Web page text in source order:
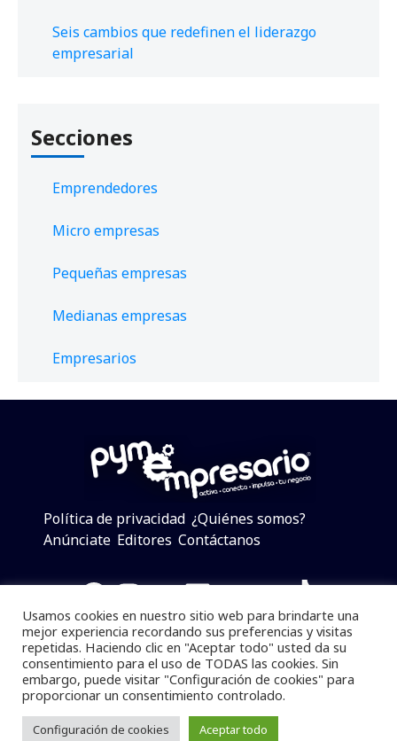
Seis cambios que redefinen el liderazgo
empresarial
Secciones
Emprendedores
Micro empresas
Pequeñas empresas
Medianas empresas
Empresarios
Política de privacidad ¿Quiénes somos?
Anúnciate Editores Contáctanos
Facebook
Instagram
Twitter
LinkedIn
Telegram
YouTube
TikTok
Pymempresario © 2025 Todos los derechos reservados.
Se prohibe el uso de la información total o parcial sin
dar referencia a la fuente.
Usamos cookies en nuestro sitio web para brindarte una
mejor experiencia recordando sus preferencias y visitas
repetidas. Haciendo clic en "Aceptar todo" usted da su
consentimiento para el uso de TODAS las cookies. Sin
embargo, puede visitar "Configuración de cookies" para
proporcionar un consentimiento controlado.
Configuración de cookies Aceptar todo